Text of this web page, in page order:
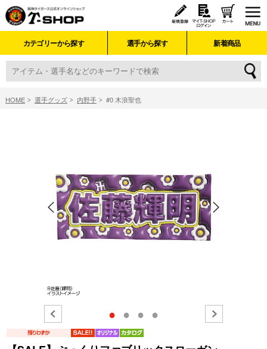
カテゴリーから探す 選手から探す 新着商品
HOME 選手グッズ 内野手 #0 木浪聖也
● ● ● ●